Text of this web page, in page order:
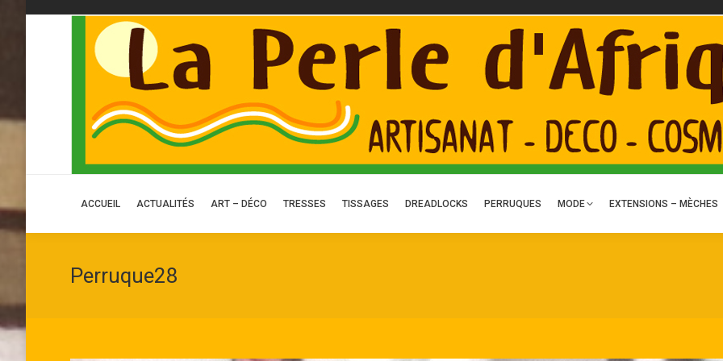
ACCUEIL ACTUALITÉS ART – DÉCO TRESSES TISSAGES DREADLOCKS PERRUQUES MODE EXTENSIONS – MÈCHES
Perruque28
ACTUALITÉS TRESSES TISSAGES DREADLOCKS